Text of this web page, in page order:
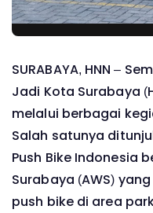
SURABAYA, HNN –
Jadi Kota Surabaya
melalui berbagai
Salah satunya
Push Bike Indonesia
Surabaya (AWS)
push bike di area